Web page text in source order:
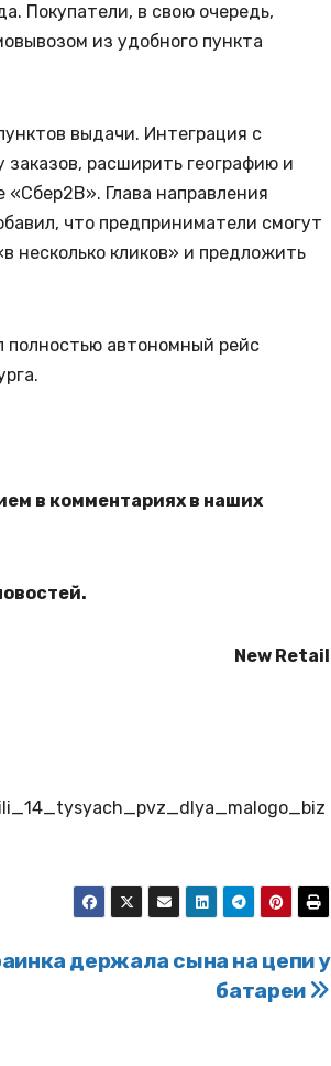
Покупатели, в свою очередь,
из удобного пункта
выдачи. Интеграция с
расширить географию и
Глава направления
что предприниматели смогут
несколько кликов» и предложить
полностью автономный рейс
в комментариях в наших
New Retail
держала сына на цепи у
батареи